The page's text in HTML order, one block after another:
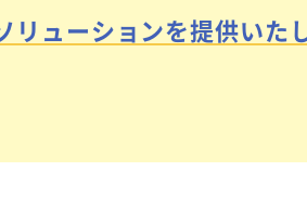
ューションを提供いたし